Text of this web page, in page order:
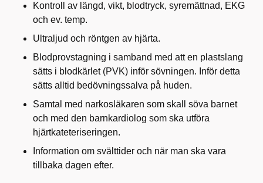
Kontroll av längd, vikt, blodtryck, syremättnad, EKG
och ev. temp.
Ultraljud och röntgen av hjärta.
Blodprovstagning i samband med att en plastslang
sätts i blodkärlet (PVK) inför sövningen. Inför detta
sätts alltid bedövningssalva på huden.
Samtal med narkosläkaren som skall söva barnet
och med den barnkardiolog som ska utföra
hjärtkateteriseringen.
Information om svälttider och när man ska vara
tillbaka dagen efter.